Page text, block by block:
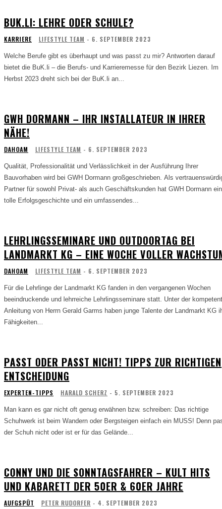
BUK.LI: LEHRE ODER SCHULE?
KARRIERE LIFESTYLE TEAM - 6. SEPTEMBER 2023
Welche Berufe gibt es überhaupt und was passt zu mir? Antworten darauf
bietet die BuK.li – die Berufs- und Karrieremesse für den Bezirk Liezen. Im
Herbst 2023 dreht sich bei der BuK.li an...
GWH DORMANN – IHR INSTALLATEUR IN IHRER
NÄHE!
DAHOAM LIFESTYLE TEAM - 6. SEPTEMBER 2023
Qualität, Professionalität und Verlässlichkeit in der Ausführung Ihrer
Bauvorhaben wird bei GWH Dormann großgeschrieben. Als
Partner für sowohl Privat- als auch Geschäftskunden hat GWH Dormann
tolle Erfolgsgeschichte und ein umfassendes...
LEHRLINGSSEMINARE UND OUTDOORTAG BEI
LANDMARKT KG – EINE WOCHE VOLLER
DAHOAM LIFESTYLE TEAM - 6. SEPTEMBER 2023
Für die Lehrlinge der Landmarkt KG fanden in den vergangenen Wochen
beeindruckende und lehrreiche Lehrlingsseminare statt. Unter der
Anleitung von Herrn Gerald Garms haben junge Talente der Landmarkt KG
Fähigkeiten...
PASST ODER PASST NICHT! TIPPS ZUR RICHTIGEN
ENTSCHEIDUNG
EXPERTEN-TIPPS HARALD SCHERZ - 5. SEPTEMBER 2023
Man kann es gar nicht oft genug erwähnen bzw. schreiben: Das richtige
Schuhwerk ist beim Wandern oder Bergsteigen einfach ein MUSS! Denn
der Schuh nicht oder ist er für das Gelände...
CONNY UND DIE SONNTAGSFAHRER – KULT HITS
UND KABARETT DER 50ER & 60ER JAHRE
AUFGSPÜT PETER RUDORFER - 4. SEPTEMBER 2023